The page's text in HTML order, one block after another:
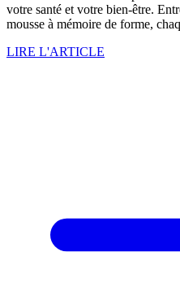
votre santé et votre bien-être.
mousse à mémoire de forme,
LIRE L'ARTICLE